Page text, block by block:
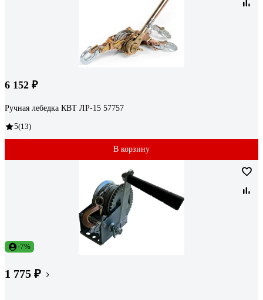
6 152 ₽
Ручная лебедка КВТ ЛР-15 57757
5(13)
В корзину
-7%
1 775 ₽